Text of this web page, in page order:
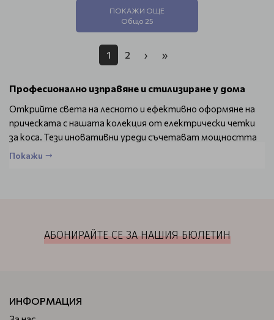
ПОКАЖИ ОЩЕ
Общо 25
1 2 › »
Професионално изправяне и стилизиране у дома
Открийте света на лесното и ефективно оформяне на
прическата с нашата колекция от електрически четки
за коса. Тези иновативни уреди съчетават мощността
на сешоара с прецизността на четката за коса,
Намалява времето за стилизиране наполовина
По-малко увреждане на косата
Нашата селекция включва:
Въртящи се четки: Идеални за създаване на обем и
Покажи
АБОНИРАЙТЕ СЕ ЗА НАШИЯ БЮЛЕТИН
ИНФОРМАЦИЯ